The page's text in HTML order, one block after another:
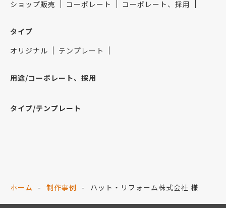
ショップ販売 コーポレート コーポレート、採用
タイプ
オリジナル
テンプレート
用途/コーポレート、採用
タイプ/テンプレート
ホーム 制作事例 ハット・リフォーム株式会社 様